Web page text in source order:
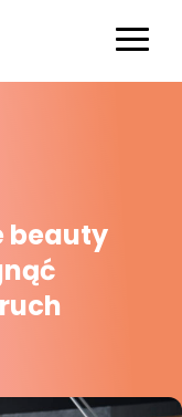
beauty